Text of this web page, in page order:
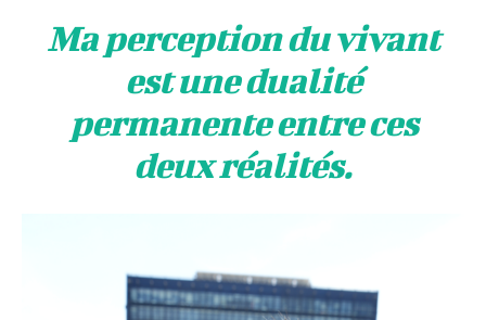
Ma perception du vivant
est une dualité
permanente entre ces
deux réalités.